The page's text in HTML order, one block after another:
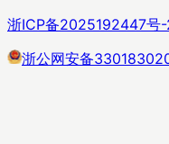
浙ICP备2025192447号-
浙公网安备